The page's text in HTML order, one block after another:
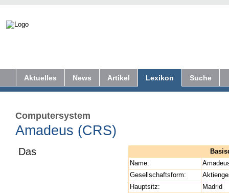
Aktuelles News Artikel Lexikon Suche
Computersystem
Amadeus (CRS)
Name:
Gesellschaftsform:
Hauptsitz:
Madrid
Das